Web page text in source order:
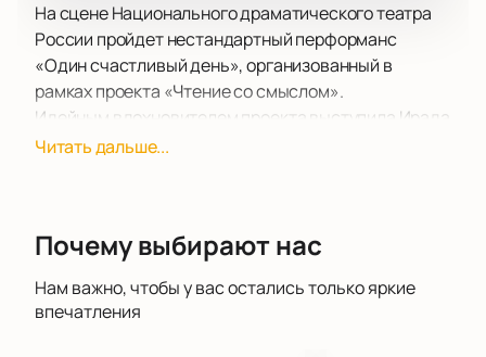
На сцене Национального драматического театра
России пройдет нестандартный перформанс
«Один счастливый день», организованный в
рамках проекта «Чтение со смыслом».
Идейным вдохновителем проекта выступила Ирада
Берг — автор сборника «Всему своё время» и член
сами». Она объединилась с обладателем премий
Люкевичем, чтобы создать уникальный
перформанс.
Читать дальше...
Почему выбирают нас
Нам важно, чтобы у вас остались только яркие
впечатления